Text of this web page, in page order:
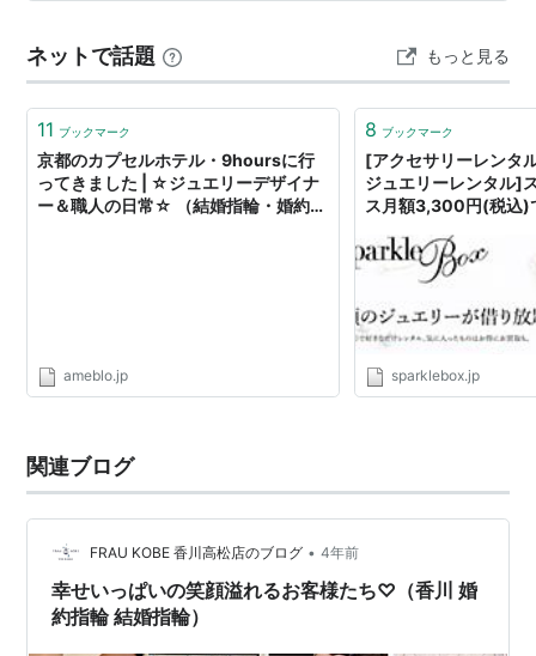
ネットで話題 もっと見る
11 ブックマーク
京都のカプセルホテル・9hoursに行
ってきました | ☆ジュエリーデザイナ
ー＆職人の日常☆ （結婚指輪・婚約指
ameblo.jp
8 ブックマーク
[アクセサリーレンタ
ジュエリーレンタル]
ス月額3,300円(税込)
sparklebox.jp
関連ブログ
FRAU KOBE 香川高松店のブログ • 4年前
幸せいっぱいの笑顔溢れるお客様たち♡（香川 婚
約指輪 結婚指輪）